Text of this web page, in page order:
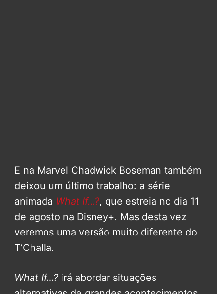
E na Marvel Chadwick Boseman também
deixou um último trabalho: a série
animada What If…?, que estreia no dia 11
de agosto na Disney+. Mas desta vez
veremos uma versão muito diferente do
T’Challa.
What If…? irá abordar situações